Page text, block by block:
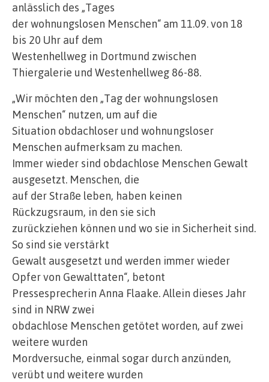
anlässlich des „Tages
der wohnungslosen Menschen“ am 11.09. von 18
bis 20 Uhr auf dem
Westenhellweg in Dortmund zwischen
Thiergalerie und Westenhellweg 86-88.
„Wir möchten den „Tag der wohnungslosen
Menschen“ nutzen, um auf die
Situation obdachloser und wohnungsloser
Menschen aufmerksam zu machen.
Immer wieder sind obdachlose Menschen Gewalt
ausgesetzt. Menschen, die
auf der Straße leben, haben keinen
Rückzugsraum, in den sie sich
zurückziehen können und wo sie in Sicherheit sind.
So sind sie verstärkt
Gewalt ausgesetzt und werden immer wieder
Opfer von Gewalttaten“, betont
Pressesprecherin Anna Flaake. Allein dieses Jahr
sind in NRW zwei
obdachlose Menschen getötet worden, auf zwei
weitere wurden
Mordversuche, einmal sogar durch anzünden,
verübt und weitere wurden